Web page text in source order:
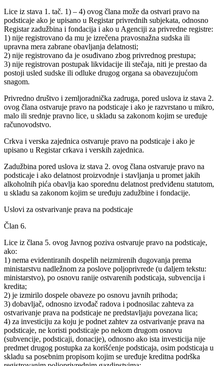
Lice iz stava 1. tač. 1) – 4) ovog člana može da ostvari pravo na
podsticaje ako je upisano u Registar privrednih subjekata, odnosno
Registar zadužbina i fondacija i ako u Agenciji za privredne registre:
1) nije registrovano da mu je izrečena pravosnažna sudska ili
upravna mera zabrane obavljanja delatnosti;
2) nije registrovano da je osuđivano zbog privrednog prestupa;
3) nije registrovan postupak likvidacije ili stečaja, niti je prestao da
postoji usled sudske ili odluke drugog organa sa obavezujućom
snagom.
Privredno društvo i zemljoradnička zadruga, pored uslova iz stava 2.
ovog člana ostvaruje pravo na podsticaje i ako je razvrstano u mikro,
malo ili srednje pravno lice, u skladu sa zakonom kojim se uređuje
računovodstvo.
Crkva i verska zajednica ostvaruje pravo na podsticaje i ako je
upisano u Registar crkava i verskih zajednica.
Zadužbina pored uslova iz stava 2. ovog člana ostvaruje pravo na
podsticaje i ako delatnost proizvodnje i stavljanja u promet jakih
alkoholnih pića obavlja kao sporednu delatnost predviđenu statutom,
u skladu sa zakonom kojim se uređuju zadužbine i fondacije.
Uslovi za ostvarivanje prava na podsticaje
Član 6.
Lice iz člana 5. ovog Javnog poziva ostvaruje pravo na podsticaje,
ako:
1) nema evidentiranih dospelih neizmirenih dugovanja prema
ministarstvu nadležnom za poslove poljoprivrede (u daljem tekstu:
ministarstvo), po osnovu ranije ostvarenih podsticaja, subvencija i
kredita;
2) je izmirilo dospele obaveze po osnovu javnih prihoda;
3) dobavljač, odnosno izvođač radova i podnosilac zahteva za
ostvarivanje prava na podsticaje ne predstavljaju povezana lica;
4) za investiciju za koju je podnet zahtev za ostvarivanje prava na
podsticaje, ne koristi podsticaje po nekom drugom osnovu
(subvencije, podsticaji, donacije), odnosno ako ista investicija nije
predmet drugog postupka za korišćenje podsticaja, osim podsticaja u
skladu sa posebnim propisom kojim se uređuje kreditna podrška